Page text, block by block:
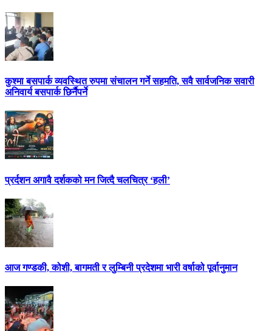
कुश्मा बसपार्क व्यवस्थित रुपमा संचालन गर्ने सहमति, सवै सार्वजनिक सवारी
अनिवार्य बसपार्क छिर्नैपर्ने
प्रर्दशन अगावै दर्शकको मन जित्दै चलचित्र ‘हली’
आज गण्डकी, कोशी, बागमती र लुम्बिनी प्रदेशमा भारी वर्षाको पूर्वानुमान